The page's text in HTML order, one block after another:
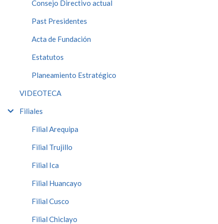
Consejo Directivo actual
Past Presidentes
Acta de Fundación
Estatutos
Planeamiento Estratégico
VIDEOTECA
Filiales
Filial Arequipa
Filial Trujillo
Filial Ica
Filial Huancayo
Filial Cusco
Filial Chiclayo